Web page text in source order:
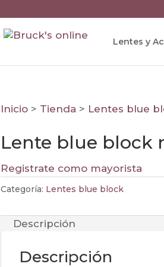
Lentes y
Inicio > Tienda > Lentes blue
Lente blue block
Registrate como mayorista
Categoría: Lentes blue block
Descripción
Descripción